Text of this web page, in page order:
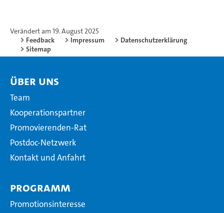
Verändert am 19. August 2025
Feedback
Impressum
Datenschutzerklärung
Sitemap
Über uns
Team
Kooperationspartner
Promovierenden-Rat
Postdoc-Netzwerk
Kontakt und Anfahrt
Programm
Promotionsinteresse